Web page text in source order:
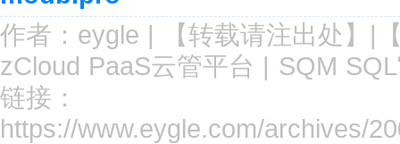
作者： eygle | 【转载请注出处 】|
zCloud PaaS云管平台 | SQM
链接：
https://www.eygle.com/archives/